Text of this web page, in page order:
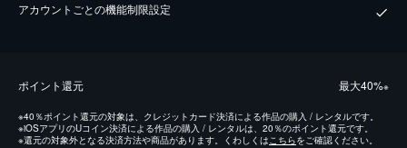
アカウントごとの機能制限設定
ポイント還元 最⼤40%※
※40％ポイント還元の対象は、クレジットカード決済による作品の購入 / レンタルです。
※iOSアプリのUコイン決済による作品の購入 / レンタルは、20％のポイント還元です。
※還元の対象外となる決済方法や商品があります。くわしくはこちらをご確認ください。